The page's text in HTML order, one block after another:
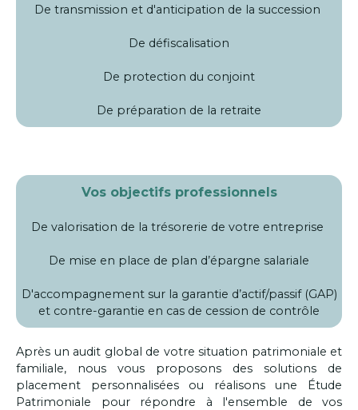
De transmission et d'anticipation de la succession
De défiscalisation
De protection du conjoint
De préparation de la retraite
Vos objectifs professionnels
De valorisation de la trésorerie de votre entreprise
De mise en place de plan d’épargne salariale
D'accompagnement sur la garantie d’actif/passif (GAP)
et contre-garantie en cas de cession de contrôle
Après un audit global de votre situation patrimoniale et
familiale, nous vous proposons des solutions de
placement personnalisées ou réalisons une Étude
Patrimoniale pour répondre à l'ensemble de vos